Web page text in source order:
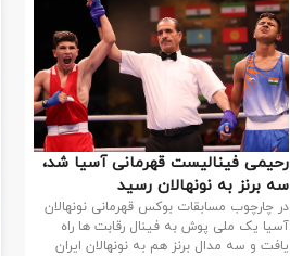
رحیمی فینالیست قهرمانی آسیا شد،
سه برنز به نونهالان رسید
در چارچوب مسابقات بوکس قهرمانی نونهالان
آسیا یک ملی پوش به فینال رقابت ها راه
یافت و سه مدال برنز هم به نونهالان ایران